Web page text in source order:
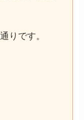
りです。